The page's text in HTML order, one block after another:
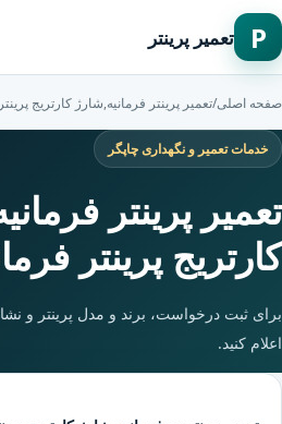
P تعمیر پرینتر
صفحه اصلی/تعمیر پرینتر فرمانیه,شارژ کارتریج
خدمات تعمیر و نگهداری چاپگر
تعمیر پرینتر
کارتریج پرینتر
برای ثبت درخواست، برند و مدل پرینتر و
اعلام کنید.